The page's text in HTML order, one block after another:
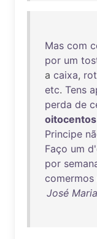
Mas com
por um
a caixa,
etc. Tens
perda de
oitocentos
Principe
Faço um
por
comermos
José